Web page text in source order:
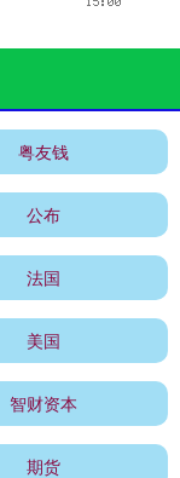
粤友钱
公布
法国
美国
智财资本
期货